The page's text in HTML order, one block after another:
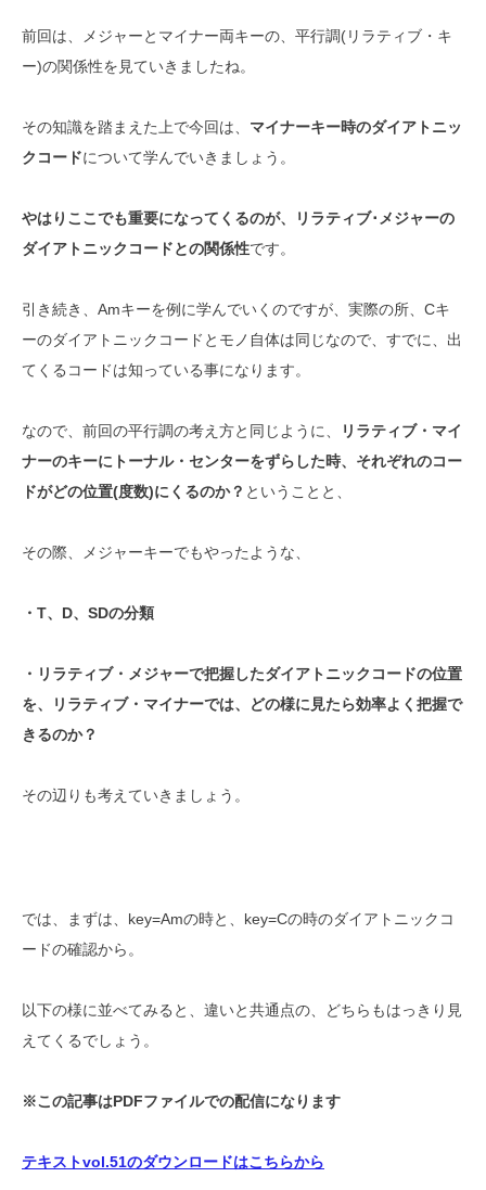
前回は、メジャーとマイナー両キーの、平行調(リラティブ・キ
ー)の関係性を見ていきましたね。
その知識を踏まえた上で今回は、 マイナーキー時のダイアトニッ
クコードについて学んでいきましょう。
やはりここでも重要になってくるのが、リラティブ･メジャーの
ダイアトニックコードとの関係性です。
引き続き、Amキーを例に学んでいくのですが、実際の所、Cキ
ーのダイアトニックコードとモノ自体は同じなので、すでに、出
てくるコードは知っている事になります。
なので、前回の平行調の考え方と同じように、
リラティブ・マイ
ナーのキーにトーナル・センターをずらした時、それぞれのコー
ドがどの位置(度数)にくるのか？ ということと、
その際、メジャーキーでもやったような、
・T、D、SDの分類
・リラティブ・メジャーで把握したダイアトニックコードの位置
を、リラティブ・マイナーでは、どの様に見たら効率よく把握で
きるのか？
その辺りも考えていきましょう。
では、まずは、key=Amの時と、key=Cの時のダイアトニックコ
ードの確認から。
以下の様に並べてみると、違いと共通点の、どちらもはっきり見
えてくるでしょう。
※この記事はPDFファイルでの配信になります
テキストvol.51のダウンロードはこちらから